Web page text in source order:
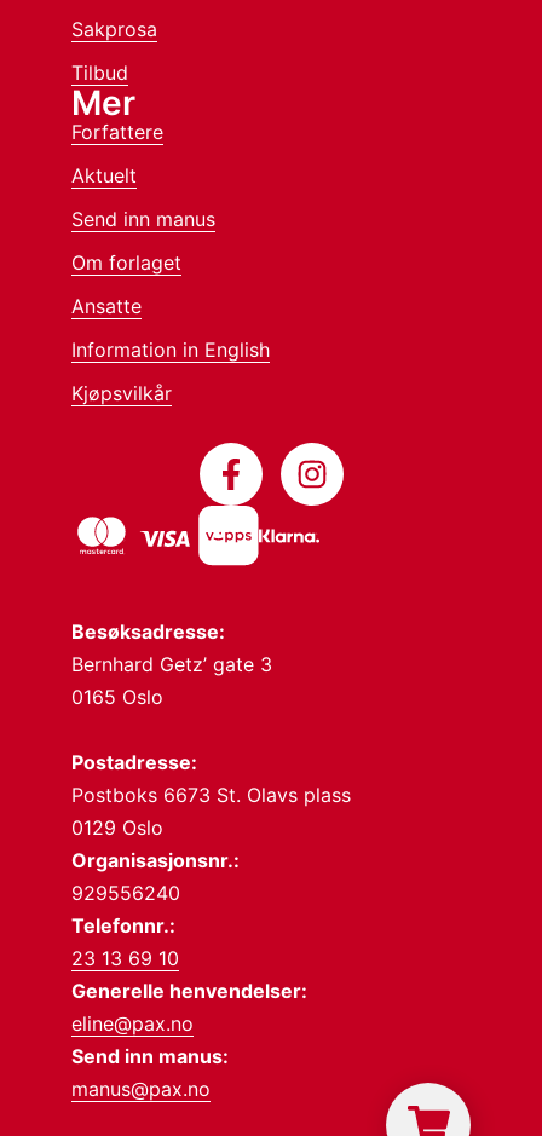
Besøksadresse:
Bernhard Getz’ gate 3
0165 Oslo
Postadresse:
Postboks 6673 St. Olavs plass
0129 Oslo
Organisasjonsnr.:
929556240
Telefonnr.:
23 13 69 10
Generelle henvendelser:
eline@pax.no
Send inn manus:
manus@pax.no
Sakprosa
Tilbud
Mer
Forfattere
Aktuelt
Send inn manus
Om forlaget
Ansatte
Information in English
Kjøpsvilkår